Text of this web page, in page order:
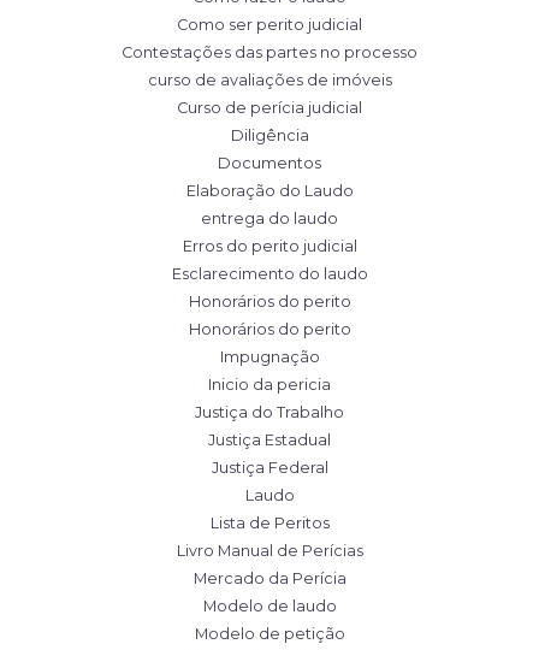
Como ser perito judicial
Contestações das partes no processo
curso de avaliações de imóveis
Curso de perícia judicial
Diligência
Documentos
Elaboração do Laudo
entrega do laudo
Erros do perito judicial
Esclarecimento do laudo
Honorários do perito
Honorários do perito
Impugnação
Inicio da pericia
Justiça do Trabalho
Justiça Estadual
Justiça Federal
Laudo
Lista de Peritos
Livro Manual de Perícias
Mercado da Perícia
Modelo de laudo
Modelo de petição